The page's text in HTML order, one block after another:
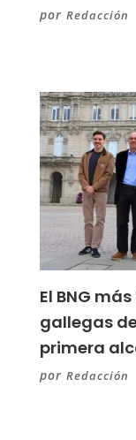
por Redacción
El BNG
gallegas
primera
por Redacción